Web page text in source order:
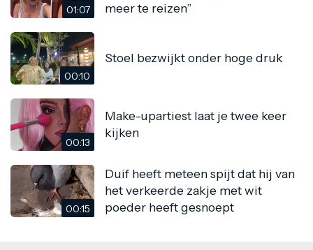
01:07
meer te reizen”
00:10
Stoel bezwijkt onder hoge druk
00:13
Make-upartiest laat je twee keer
kijken
00:15
Duif heeft meteen spijt dat hij van
het verkeerde zakje met wit
poeder heeft gesnoept